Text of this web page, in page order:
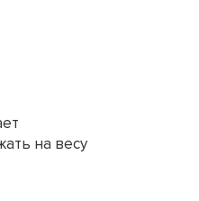
на весу